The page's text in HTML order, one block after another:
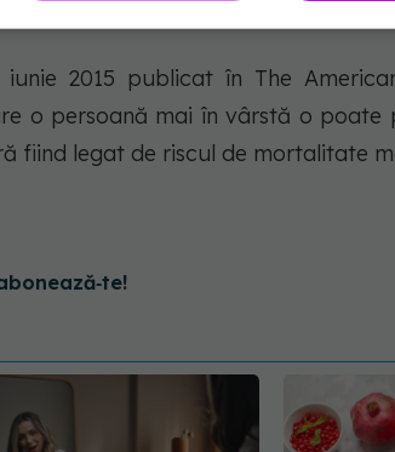
de ce femeile nu par a fi afectate
iunie 2015 publicat în The
o persoană mai în vârstă o poate
fiind legat de riscul de mortalitate